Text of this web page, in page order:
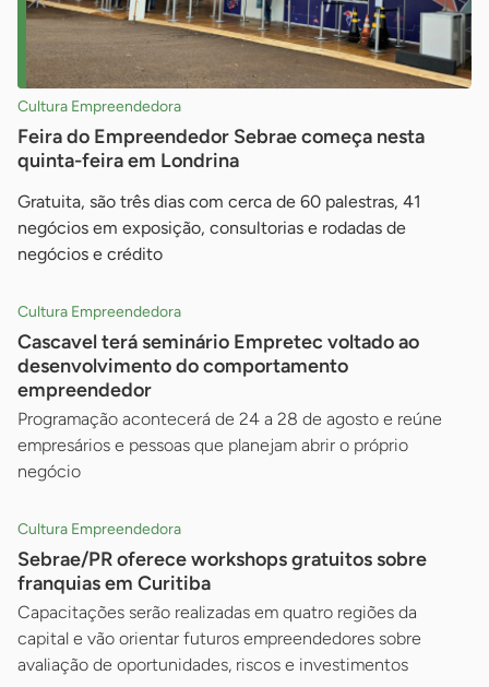
Cultura Empreendedora
Feira do Empreendedor Sebrae começa nesta
quinta-feira em Londrina
Gratuita, são três dias com cerca de 60 palestras, 41
negócios em exposição, consultorias e rodadas de
negócios e crédito
Cultura Empreendedora
Cascavel terá seminário Empretec voltado ao
desenvolvimento do comportamento
empreendedor
Programação acontecerá de 24 a 28 de agosto e reúne
empresários e pessoas que planejam abrir o próprio
negócio
Cultura Empreendedora
Sebrae/PR oferece workshops gratuitos sobre
franquias em Curitiba
Capacitações serão realizadas em quatro regiões da
capital e vão orientar futuros empreendedores sobre
avaliação de oportunidades, riscos e investimentos